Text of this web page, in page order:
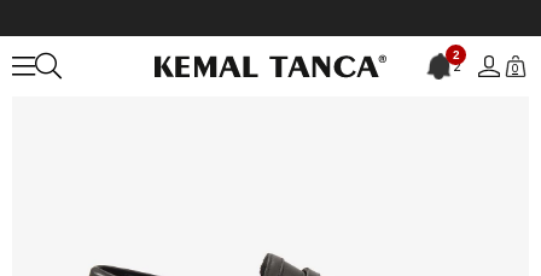
2
2 0